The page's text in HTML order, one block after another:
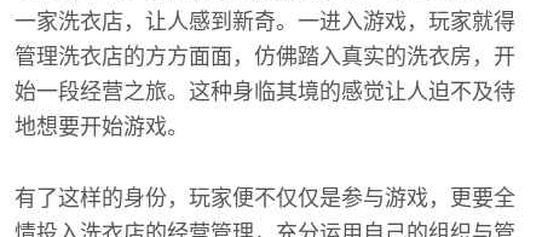
一家洗衣店，让人感到新奇。一进入游戏，玩家就得
管理洗衣店的方方面面，仿佛踏入真实的洗衣房，开
始一段经营之旅。这种身临其境的感觉让人迫不及待
地想要开始游戏。
有了这样的身份，玩家便不仅仅是参与游戏，更要全